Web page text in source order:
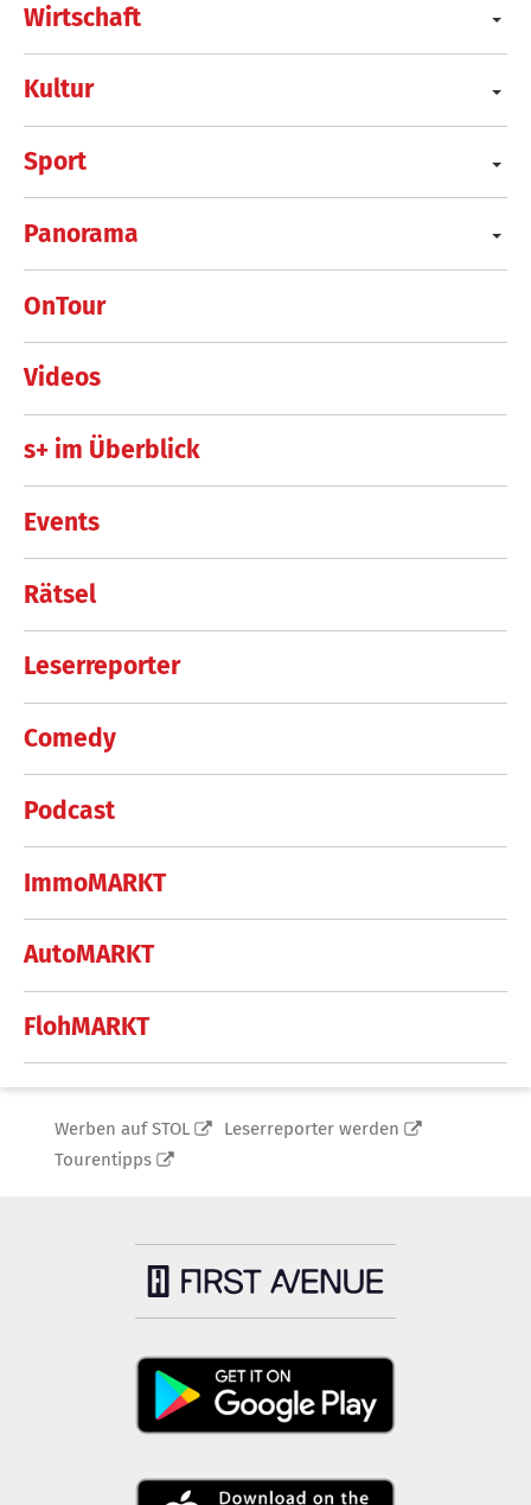
Wirtschaft
Kultur
Sport
Panorama
OnTour
Videos
s+ im Überblick
Events
Rätsel
Leserreporter
Comedy
Podcast
ImmoMARKT
AutoMARKT
FlohMARKT
Werben auf STOL
Leserreporter werden
Tourentipps